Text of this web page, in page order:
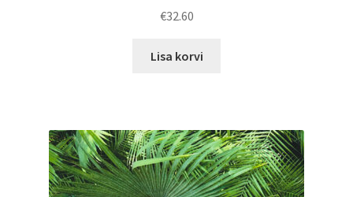
€32.60
Lisa korvi